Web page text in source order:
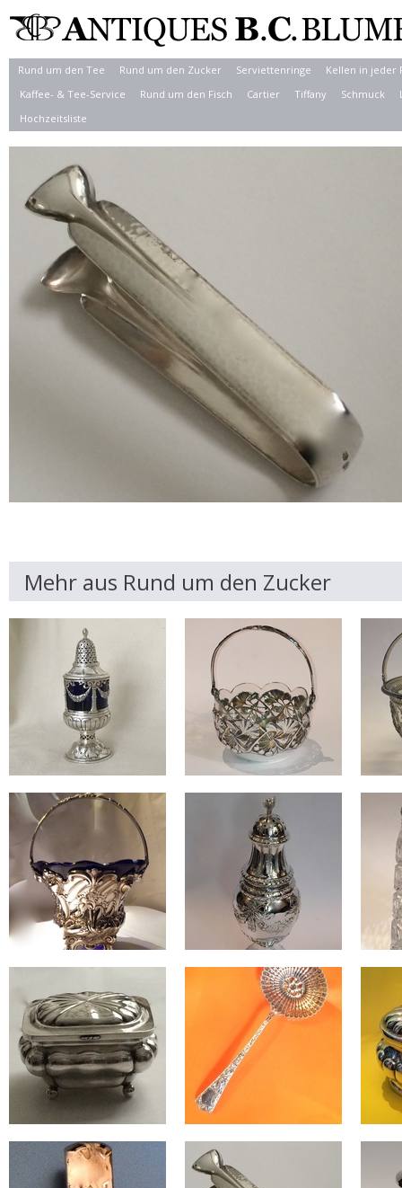
Rund um den Tee Rund um den Zucker Serviettenringe
Kellen in jeder
Kaffee- & Tee-Service
Rund um den Fisch Cartier Tiffany Schmuck
Hochzeitsliste
Mehr aus Rund um den Zucker